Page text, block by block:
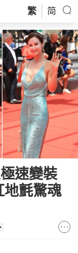
繁 简
速變裝
地氈驚魂